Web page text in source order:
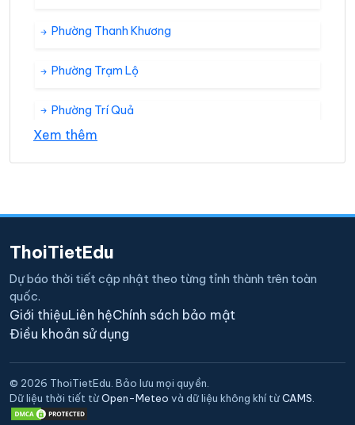
Phường Thanh Khương
Phường Trạm Lộ
Phường Trí Quả
Xã Nghĩa Đạo
Xã Nguyệt Đức
Xem thêm
ThoiTietEdu
Dự báo thời tiết cập nhật theo từng tỉnh thành trên toàn
quốc.
Giới thiệuLiên hệChính sách bảo mật
Điều khoản sử dụng
© 2026 ThoiTietEdu. Bảo lưu mọi quyền.
Dữ liệu thời tiết từOpen-Meteo và dữ liệu không khí từCAMS